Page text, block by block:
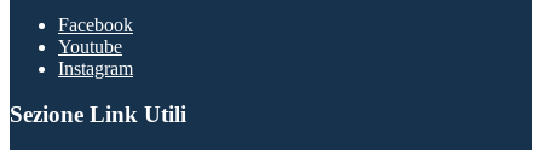
Facebook
Youtube
Instagram
Sezione Link Utili